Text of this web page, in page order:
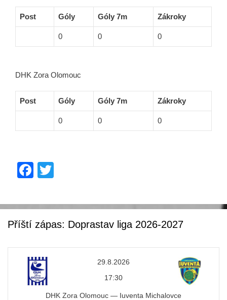
Post Góly Góly 7m Zákroky
0 0 0
DHK Zora Olomouc
Post Góly Góly 7m Zákroky
0 0 0
F
c
e
o
o
k
tt
er
Příští zápas: Doprastav liga 2026-2027
29.8.2026
17:30
DHK Zora Olomouc — Iuventa Michalovce